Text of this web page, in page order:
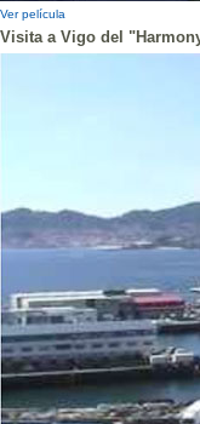
Ver película
Visita a Vigo del